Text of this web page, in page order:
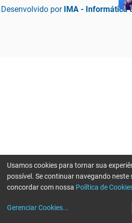
Desenvolvido por IMA - Informática
Usamos cookies para tornar sua
possível. Se continuar navegando neste
concordar com nossa Política de
Gerenciar Cookies...
Erro ao enviar informações, por favor